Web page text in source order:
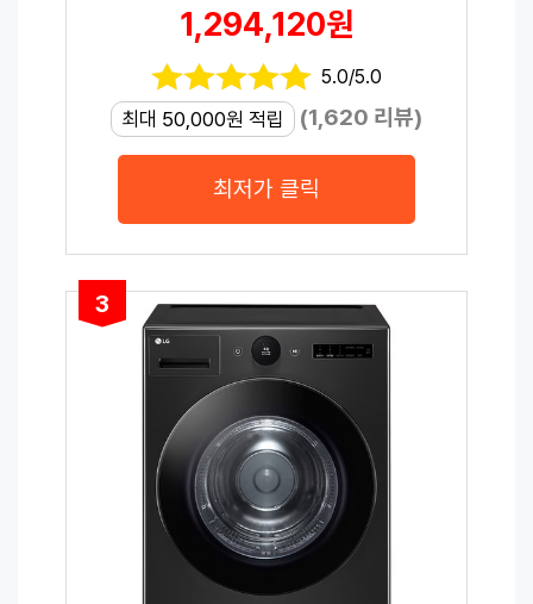
1,294,120원
5.0/5.0
최대 50,000원 적립 (1,620 리뷰)
최저가 클릭
3